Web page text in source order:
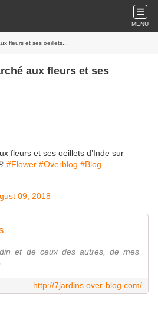
MENU
fleurs et ses oeillets...
aux fleurs et ses
fleurs et ses oeillets d’Inde sur
#Flower #Overblog #Blog
09, 2018
et de ceux des autres, de mes
http://7jardins.over-blog.com/